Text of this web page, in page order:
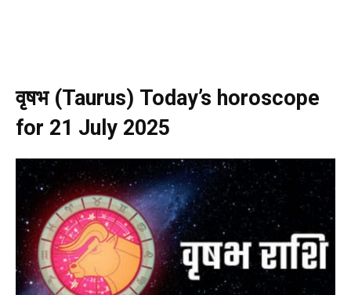
वृषभ (Taurus) Today’s horoscope
for 21 July 2025